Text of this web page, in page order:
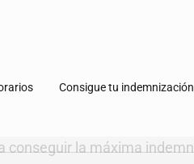
Consigue tu indemnización